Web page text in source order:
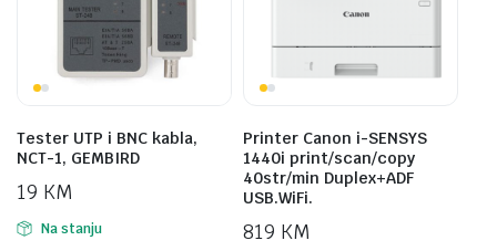
Tester UTP i BNC kabla,
NCT-1, GEMBIRD
19 KM
Na stanju
Printer Canon i-SENSYS
1440i print/scan/copy
40str/min Duplex+ADF
USB.WiFi.
819 KM